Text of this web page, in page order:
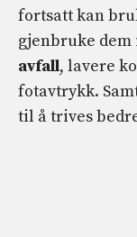
fortsatt kan
gjenbruke
avfall, lavere
fotavtrykk.
til å trives